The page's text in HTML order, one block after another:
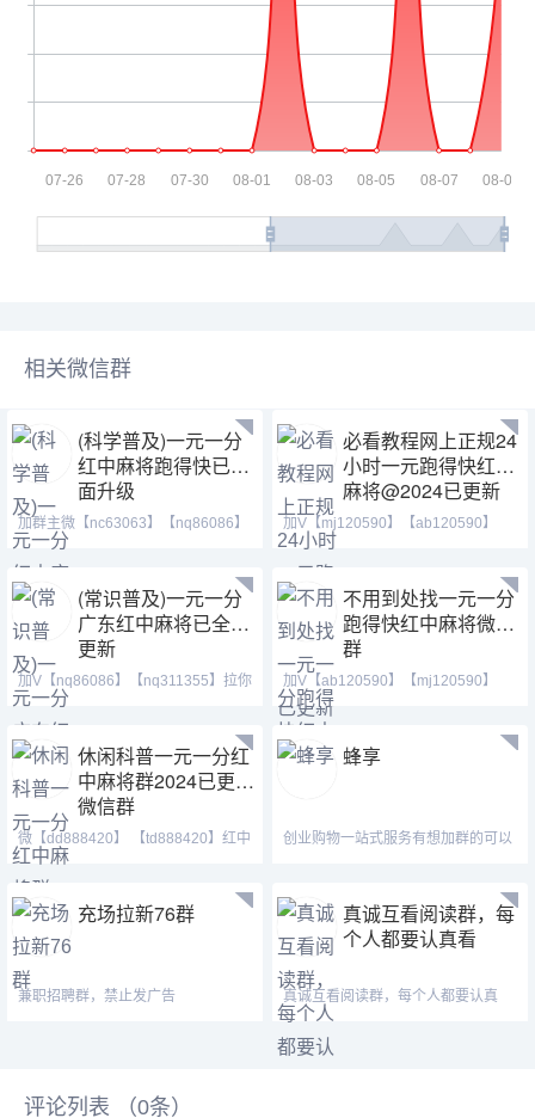
相关微信群
(科学普及)一元一分
红中麻将跑得快已全
面升级
加群主微【nc63063】【nq86086】
安全指数：绿色、真实、
必看教程网上正规24
小时一元跑得快红中
麻将@2024已更新
加V【mj120590】【ab120590】
【tj525555】24小时火爆
(常识普及)一元一分
广东红中麻将已全面
更新
加V【nq86086】【nq311355】拉你
进麻将圈。红中做鬼百
不用到处找一元一分
跑得快红中麻将微信
群
加V【ab120590】【mj120590】
【tj525555】七年靠谱大
休闲科普一元一分红
中麻将群2024已更新
微信群
微【dd888420】 【td888420】红中
麻将 跑得快 全天24
蜂享
创业购物一站式服务有想加群的可以
充场拉新76群
兼职招聘群，禁止发广告
真诚互看阅读群，每
个人都要认真看
真诚互看阅读群，每个人都要认真
看，互利共赢。
评论列表 （0条）